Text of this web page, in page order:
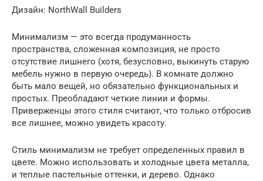
Дизайн: NorthWall Builders
Минимализм — это всегда продуманность
пространства, сложенная композиция, не просто
отсутствие лишнего (хотя, безусловно, выкинуть старую
мебель нужно в первую очередь). В комнате должно
быть мало вещей, но обязательно функциональных и
простых. Преобладают четкие линии и формы.
Приверженцы этого стиля считают, что только отбросив
все лишнее, можно увидеть красоту.
Стиль минимализм не требует определенных правил в
цвете. Можно использовать и холодные цвета металла,
и теплые пастельные оттенки, и дерево. Однако